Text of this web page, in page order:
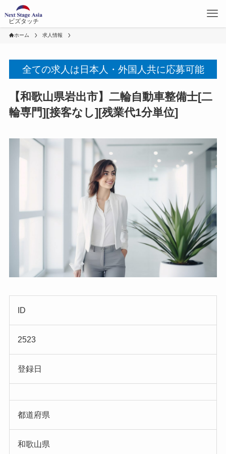
ビズタッチ
ホーム 求人情報
全ての求人は日本人・外国人共に応募可能
【和歌山県岩出市】二輪自動車整備士[二
輪専門][接客なし][残業代1分単位]
ID
2523
登録日
都道府県
和歌山県